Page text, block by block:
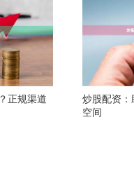
正规渠道
炒股配资
空间